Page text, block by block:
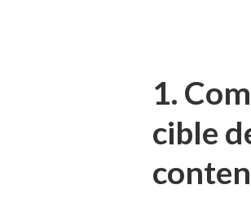
1.
cible